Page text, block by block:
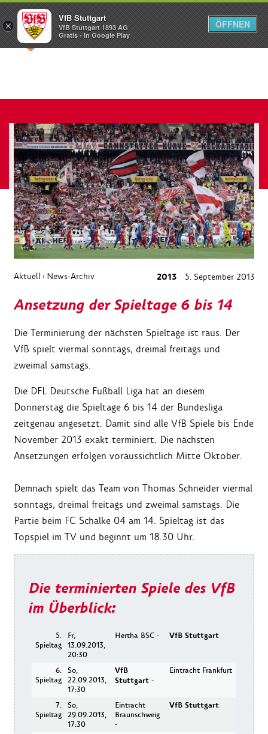
Menü
Aktuell › News-Archiv 2013 5. September 2013
Ansetzung der Spieltage 6 bis 14
Die Terminierung der nächsten Spieltage ist raus. Der
VfB spielt viermal sonntags, dreimal freitags und
zweimal samstags.
Die DFL Deutsche Fußball Liga hat an diesem
Donnerstag die Spieltage 6 bis 14 der Bundesliga
zeitgenau angesetzt. Damit sind alle VfB Spiele bis Ende
November 2013 exakt terminiert. Die nächsten
Ansetzungen erfolgen voraussichtlich Mitte Oktober.
Demnach spielt das Team von Thomas Schneider viermal
sonntags, dreimal freitags und zweimal samstags. Die
Partie beim FC Schalke 04 am 14. Spieltag ist das
Topspiel im TV und beginnt um 18.30 Uhr.
Die terminierten Spiele des VfB
im Überblick:
5.
Spieltag
Fr,
13.09.2013,
20:30
Hertha BSC - VfB Stuttgart
6.
Spieltag
So,
22.09.2013,
17:30
VfB
Stuttgart -
Eintracht Frankfurt
7.
Spieltag
So,
29.09.2013,
17:30
Eintracht
Braunschweig
-
VfB Stuttgart
×
VfB Stuttgart
VfB Stuttgart 1893 AG
Gratis - In Google Play
ÖFFNEN